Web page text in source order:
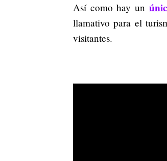
Así como hay un
llamativo para el
visitantes.